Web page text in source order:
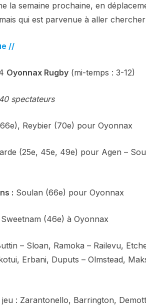
la semaine prochaine, en
qui est parvenue à aller
//
Oyonnax Rugby (mi-temps : 3-12)
spectateurs
Reybier (70e) pour Oyonnax
(25e, 45e, 49e) pour Agen –
: Soulan (66e) pour Oyonnax
Sweetnam (46e) à Oyonnax
– Sloan, Ramoka – Railevu,
Erbani, Duputs – Olmstead,
: Zarantonello, Barrington,